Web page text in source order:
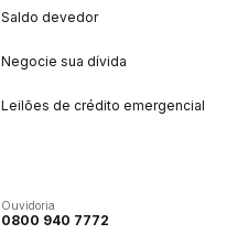
Saldo devedor
Negocie sua dívida
Leilões de crédito emergencial
Ouvidoria
0800 940 7772